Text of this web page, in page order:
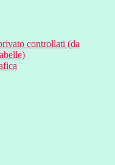
controllati (da